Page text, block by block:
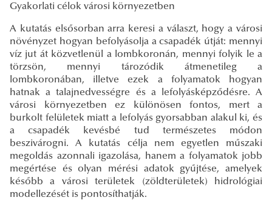
Gyakorlati célok városi környezetben
A kutatás elsősorban arra keresi a választ, hogy a városi
növényzet hogyan befolyásolja a csapadék útját: mennyi
víz jut át közvetlenül a lombkoronán, mennyi folyik le a
törzsön, mennyi tározódik átmenetileg a
lombkoronában, illetve ezek a folyamatok hogyan
hatnak a talajnedvességre és a lefolyásképződésre. A
városi környezetben ez különösen fontos, mert a
burkolt felületek miatt a lefolyás gyorsabban alakul ki, és
a csapadék kevésbé tud természetes módon
beszivárogni. A kutatás célja nem egyetlen műszaki
megoldás azonnali igazolása, hanem a folyamatok jobb
megértése és olyan mérési adatok gyűjtése, amelyek
később a városi területek (zöldterületek) hidrológiai
modellezését is pontosíthatják.